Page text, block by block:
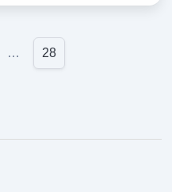
き、将来のキャリアで
ながります。
… 28